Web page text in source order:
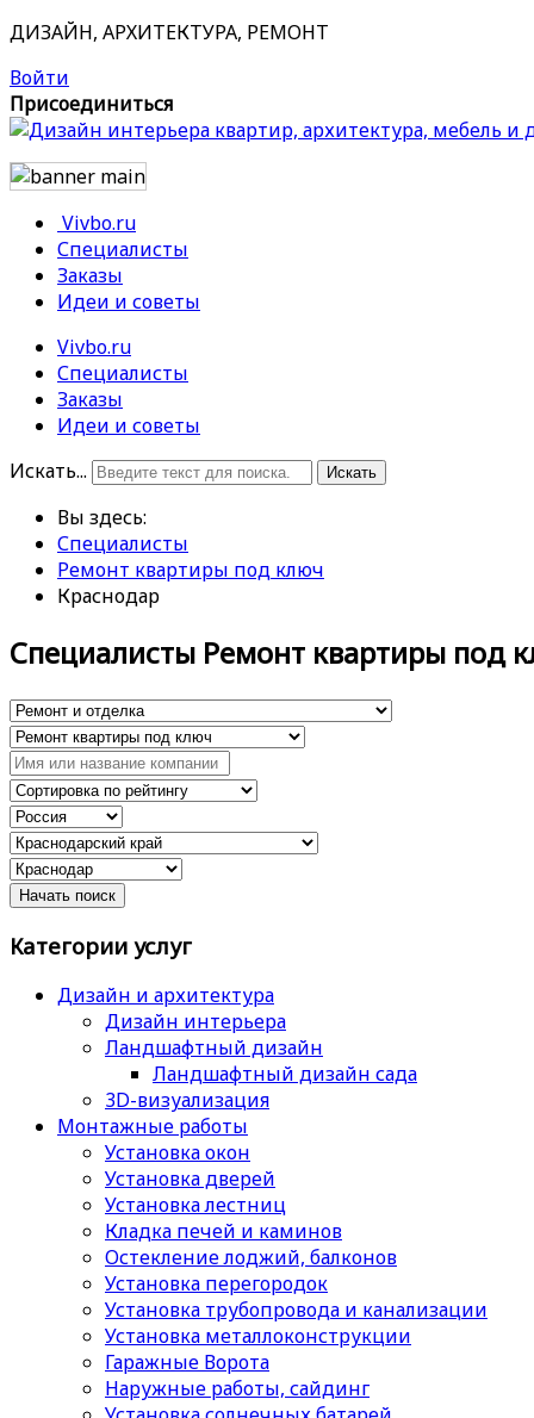
ДИЗАЙН, АРХИТЕКТУРА, РЕМОНТ
Войти
Присоединиться
Vivbo.ru
Специалисты
Заказы
Идеи и советы
Vivbo.ru
Специалисты
Заказы
Идеи и советы
Искать...
Искать
Вы здесь:
Специалисты
Ремонт квартиры под ключ
Краснодар
Специалисты Ремонт квартиры под
Категории услуг
Дизайн и архитектура
Дизайн интерьера
Ландшафтный дизайн
Ландшафтный дизайн сада
3D-визуализация
Монтажные работы
Установка окон
Установка дверей
Установка лестниц
Кладка печей и каминов
Остекление лоджий, балконов
Установка перегородок
Установка трубопровода и канализации
Установка металлоконструкции
Гаражные Ворота
Наружные работы, сайдинг